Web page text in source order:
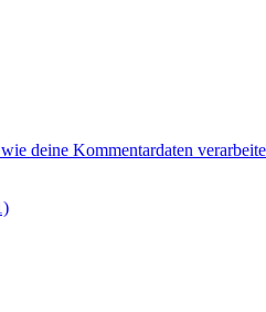
deine Kommentardaten